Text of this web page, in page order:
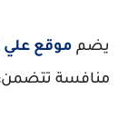
يضم موقع
منافسة